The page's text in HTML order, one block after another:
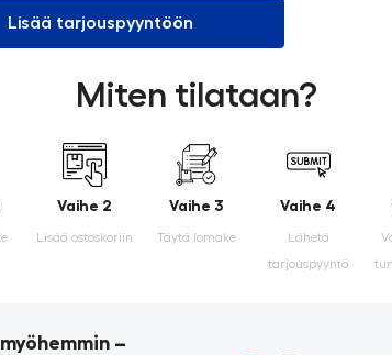
Lisää tarjouspyyntöön
Miten tilataan?
Vaihe 2
Lisää ostoskoriin
Vaihe 3
Täytä lomake
Vaihe 4
Lähetä
tarjouspyyntö
­–